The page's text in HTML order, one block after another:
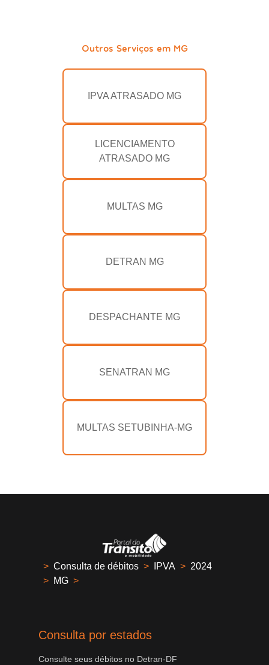
Outros Serviços em MG
IPVA ATRASADO MG
LICENCIAMENTO
ATRASADO MG
MULTAS MG
DETRAN MG
DESPACHANTE MG
SENATRAN MG
MULTAS SETUBINHA-MG
> Consulta de débitos > IPVA > 2024
> MG >
Consulta por estados
Consulte seus débitos no Detran-DF